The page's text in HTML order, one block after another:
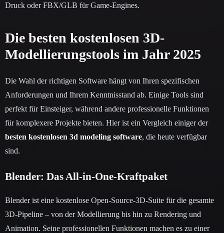
Druck oder FBX/GLB für Game-Engines.
Die besten kostenlosen 3D-
Modellierungstools im Jahr 2025
Die Wahl der richtigen Software hängt von Ihren spezifischen
Anforderungen und Ihrem Kenntnisstand ab. Einige Tools sind
perfekt für Einsteiger, während andere professionelle Funktionen
für komplexere Projekte bieten. Hier ist ein Vergleich einiger der
besten kostenlosen 3d modeling software, die heute verfügbar
sind.
Blender: Das All-in-One-Kraftpaket
Blender ist eine kostenlose Open-Source-3D-Suite für die gesamte
3D-Pipeline – von der Modellierung bis hin zu Rendering und
Animation. Seine professionellen Funktionen machen es zu einer